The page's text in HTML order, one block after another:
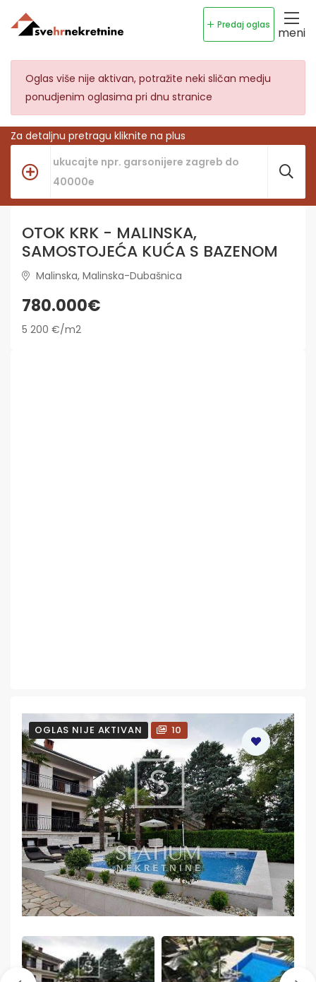
Predaj oglas
meni
Oglas više nije aktivan, potražite neki sličan medju
ponudjenim oglasima pri dnu stranice
Za detaljnu pretragu kliknite na plus
OTOK KRK - MALINSKA,
SAMOSTOJEĆA KUĆA S BAZENOM
Malinska, Malinska-Dubašnica
780.000€
5 200 €/m2
OGLAS NIJE AKTIVAN 10